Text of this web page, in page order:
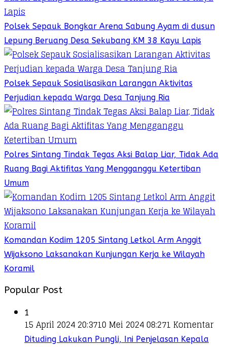
Polsek Sepauk Bongkar Arena Sabung Ayam di dusun
Lepung Beruang Desa Sekubang KM 38 Kayu Lapis
Polsek Sepauk Sosialisasikan Larangan Aktivitas
Perjudian kepada Warga Desa Tanjung Ria
Polres Sintang Tindak Tegas Aksi Balap Liar, Tidak Ada
Ruang Bagi Aktifitas Yang Mengganggu Ketertiban
Umum
Komandan Kodim 1205 Sintang Letkol Arm Anggit
Wijaksono Laksanakan Kunjungan Kerja ke Wilayah
Koramil
Popular Post
1
15 April 2024 20:3710 Mei 2024 08:271 Komentar
Dituding Lakukan Pungli, Ini Penjelasan Kepala